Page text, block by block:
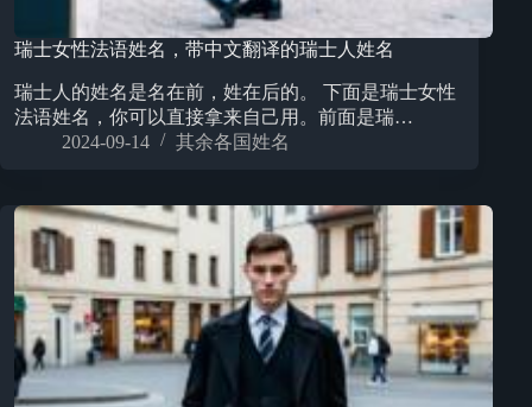
瑞士女性法语姓名，带中文翻译的瑞士人姓名
瑞士人的姓名是名在前，姓在后的。 下面是瑞士女性
法语姓名，你可以直接拿来自己用。前面是瑞…
2024-09-14
其余各国姓名